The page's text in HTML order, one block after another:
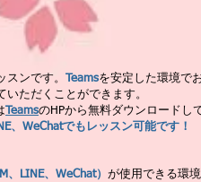
スンです。 Teamsを安定した環境で
ただくことができます。
TeamsのHPから無料ダウンロードし
、WeChatでもレッスン可能です！
、LINE、WeChat） が使用できる環